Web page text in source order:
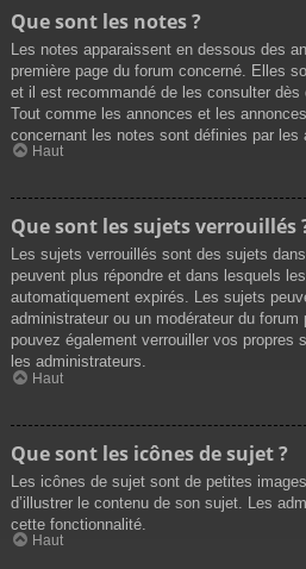
Que sont les notes ?
Les notes apparaissent en dessous des
première page du forum concerné. Elles
et il est recommandé de les consulter dès
Tout comme les annonces et les
concernant les notes sont définies par les
Haut
Que sont les sujets verrouillés
Les sujets verrouillés sont des sujets
peuvent plus répondre et dans lesquels
automatiquement expirés. Les sujets
administrateur ou un modérateur du
pouvez également verrouiller vos propres
les administrateurs.
Haut
Que sont les icônes de sujet ?
Les icônes de sujet sont de petites
d’illustrer le contenu de son sujet. Les
cette fonctionnalité.
Haut